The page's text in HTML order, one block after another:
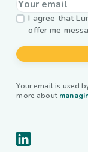
I agree that
offer me
Your email is used
more about